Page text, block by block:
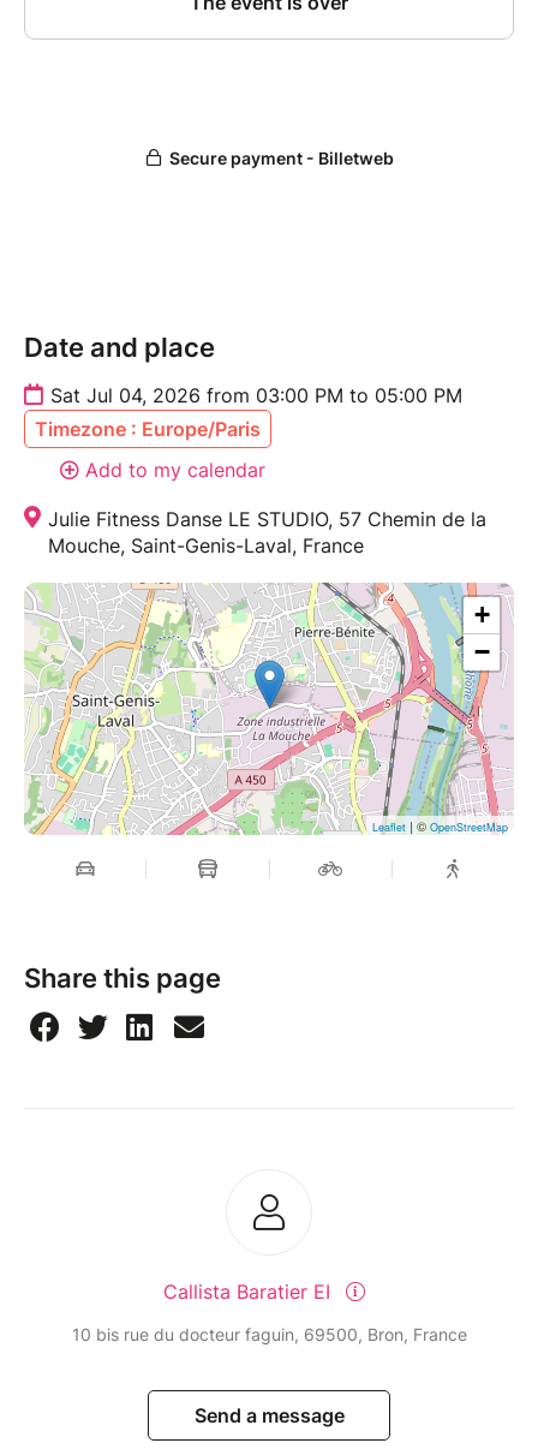
Date and place
Sat Jul 04, 2026 from 03:00 PM to 05:00 PM
Timezone : Europe/Paris
Add to my calendar
Julie Fitness Danse LE STUDIO, 57 Chemin de la
Mouche, Saint-Genis-Laval, France
+
−
Leaflet | © OpenStreetMap
Share this page
Callista Baratier EI
10 bis rue du docteur faguin, 69500, Bron, France
Send a message